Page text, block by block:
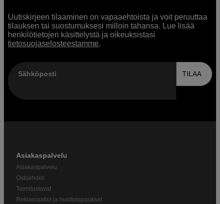
Uutiskirjeen tilaaminen on vapaaehtoista ja voit peruuttaa
tilauksen tai suostumuksesi milloin tahansa. Lue lisää
henkilötietojen käsittelystä ja oikeuksistasi
tietosuojaselosteestamme.
Sähköposti TILAA
Asiakaspalvelu
Asiakaspalvelu
Ostoehdot
Toimitustavat
Reklamaatiot ja huoltotapaukset